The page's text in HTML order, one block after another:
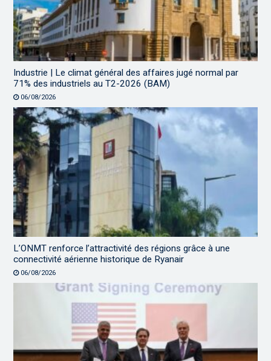
Industrie | Le climat général des affaires jugé normal par
71% des industriels au T2-2026 (BAM)
06/08/2026
L’ONMT renforce l’attractivité des régions grâce à une
connectivité aérienne historique de Ryanair
06/08/2026